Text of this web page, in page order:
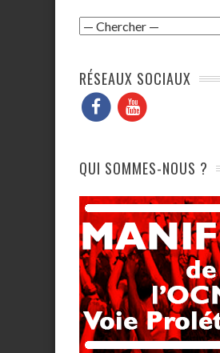
RÉSEAUX SOCIAUX
QUI SOMMES-NOUS ?